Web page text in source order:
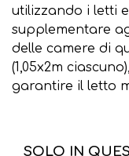
utilizzando i letti
supplementare
delle camere di
(1,05x2m
garantire il letto
SOLO IN